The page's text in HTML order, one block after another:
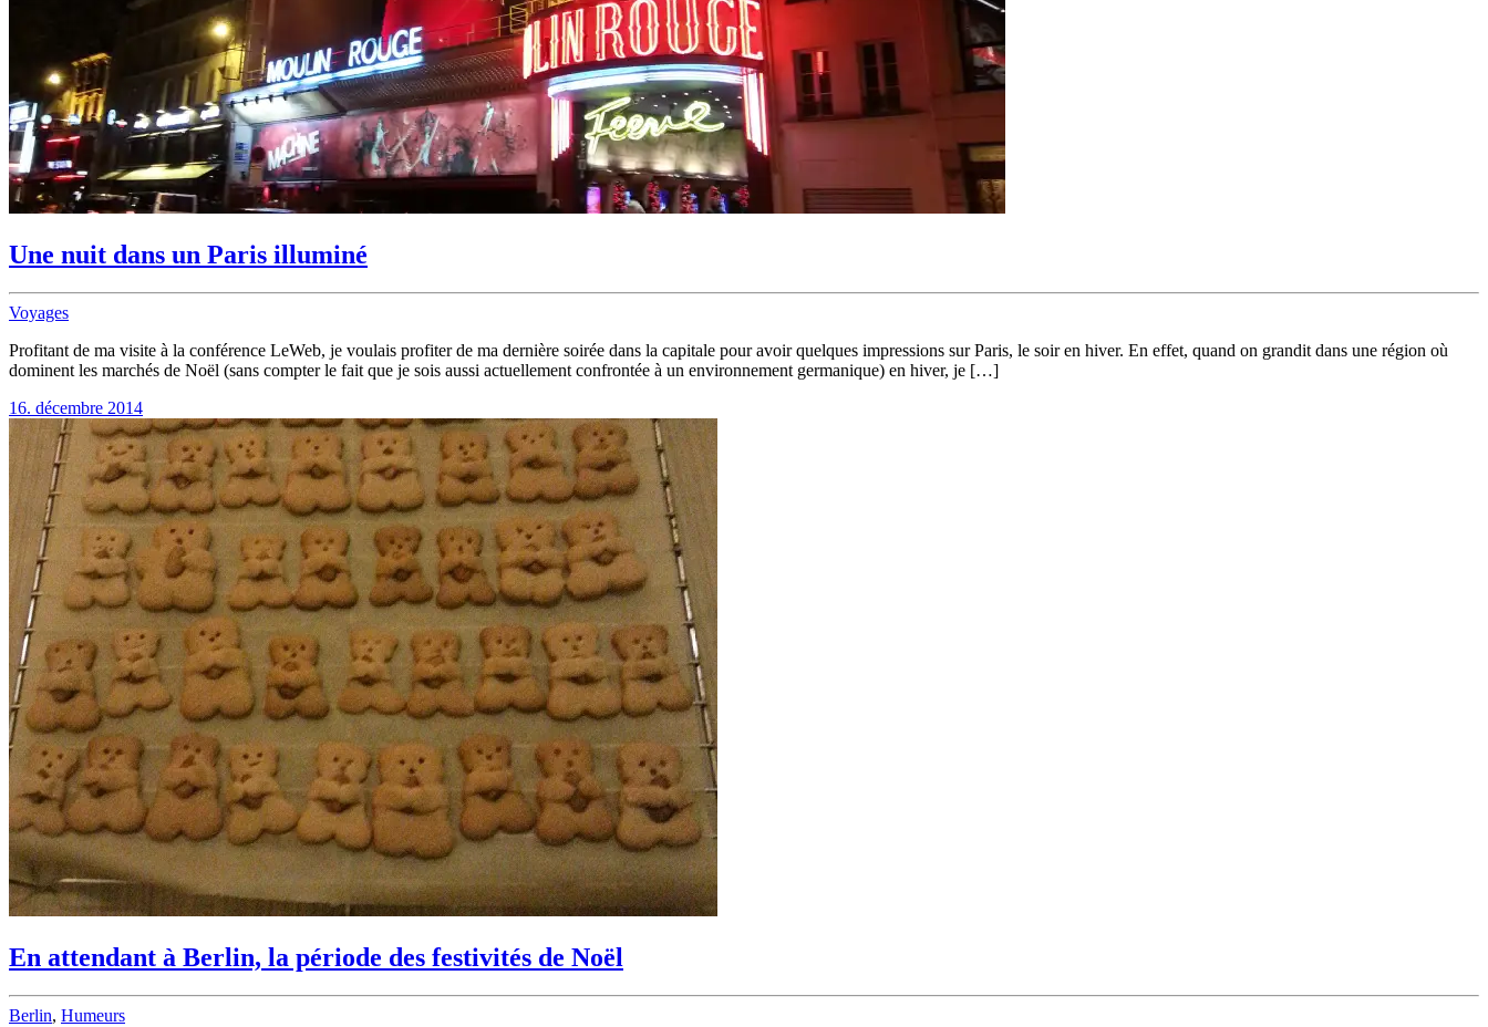
Une nuit dans un Paris illuminé
Voyages
Profitant de ma visite à la conférence LeWeb, je voulais profiter de ma dernière soirée dans la capitale pour avoir quelques impressions sur Paris, le soir en hiver. En effet, quand on grandit dans une région où
dominent les marchés de Noël (sans compter le fait que je sois aussi actuellement confrontée à un environnement germanique) en hiver, je […]
16. décembre 2014
En attendant à Berlin, la période des festivités de Noël
Berlin, Humeurs